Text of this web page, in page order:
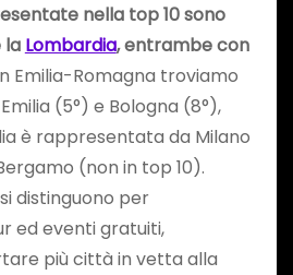
nella top 10 sono
Lombardia, entrambe con
Emilia-Romagna troviamo
(5°) e Bologna (8°),
è rappresentata da Milano
(non in top 10).
distinguono per
ed eventi gratuiti,
più città in vetta alla